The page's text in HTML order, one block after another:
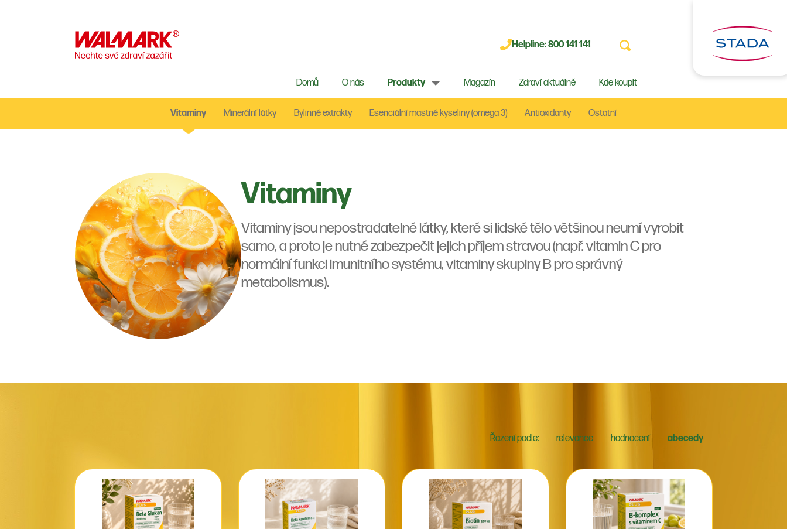
Helpline:800 141 141
Domů O nás Produkty Magazín Zdraví aktuálně Kde koupit
Vitaminy Minerální látky Bylinné extrakty Esenciální mastné kyseliny (omega 3) Antioxidanty Ostatní
Vitaminy
Vitaminy jsou nepostradatelné látky, které si lidské tělo většinou neumí vyrobit
samo, a proto je nutné zabezpečit jejich příjem stravou (např. vitamin C pro
normální funkci imunitního systému, vitaminy skupiny B pro správný
metabolismus).
Řazení podle: relevance hodnocení abecedy